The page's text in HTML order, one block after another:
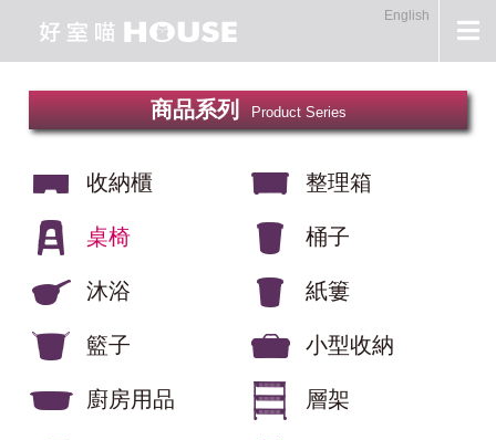
English
商品系列 Product Series
收納櫃 整理箱
桌椅 桶子
沐浴 紙簍
籃子 小型收納
廚房用品 層架